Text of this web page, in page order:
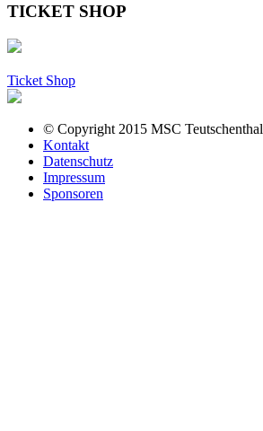
TICKET SHOP
Ticket Shop
© Copyright 2015 MSC Teutschenthal
Kontakt
Datenschutz
Impressum
Sponsoren